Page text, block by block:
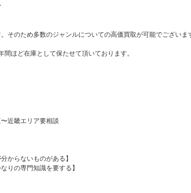
そのため多数のジャンルについての高価買取が可能でございま
ほど在庫として保たせて頂いております。
近畿エリア要相談
からないものがある】
りの専門知識を要する】